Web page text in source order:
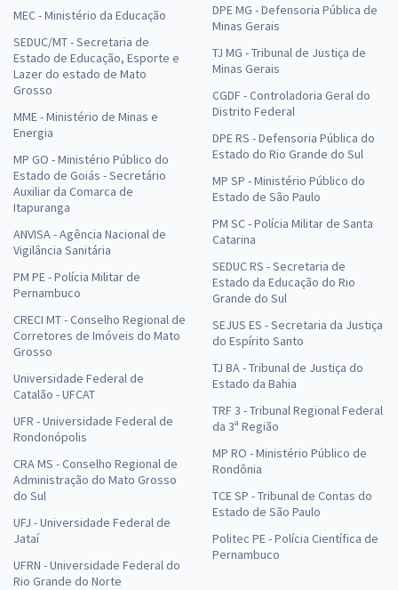
MEC - Ministério da Educação
SEDUC/MT - Secretaria de
Estado de Educação, Esporte e
Lazer do estado de Mato
Grosso
MME - Ministério de Minas e
Energia
MP GO - Ministério Público do
Estado de Goiás - Secretário
Auxiliar da Comarca de
Itapuranga
ANVISA - Agência Nacional de
Vigilância Sanitária
PM PE - Polícia Militar de
Pernambuco
CRECI MT - Conselho Regional de
Corretores de Imóveis do Mato
Grosso
Universidade Federal de
Catalão - UFCAT
UFR - Universidade Federal de
Rondonópolis
CRA MS - Conselho Regional de
Administração do Mato Grosso
do Sul
UFJ - Universidade Federal de
Jataí
UFRN - Universidade Federal do
Rio Grande do Norte
DPE MG - Defensoria Pública de
Minas Gerais
TJ MG - Tribunal de Justiça de
Minas Gerais
CGDF - Controladoria Geral do
Distrito Federal
DPE RS - Defensoria Pública do
Estado do Rio Grande do Sul
MP SP - Ministério Público do
Estado de São Paulo
PM SC - Polícia Militar de Santa
Catarina
SEDUC RS - Secretaria de
Estado da Educação do Rio
Grande do Sul
SEJUS ES - Secretaria da Justiça
do Espírito Santo
TJ BA - Tribunal de Justiça do
Estado da Bahia
TRF 3 - Tribunal Regional Federal
da 3ª Região
MP RO - Ministério Público de
Rondônia
TCE SP - Tribunal de Contas do
Estado de São Paulo
Politec PE - Polícia Científica de
Pernambuco